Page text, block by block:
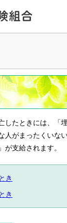
したときには、「
人がまったくいな
が支給されます。
き
き